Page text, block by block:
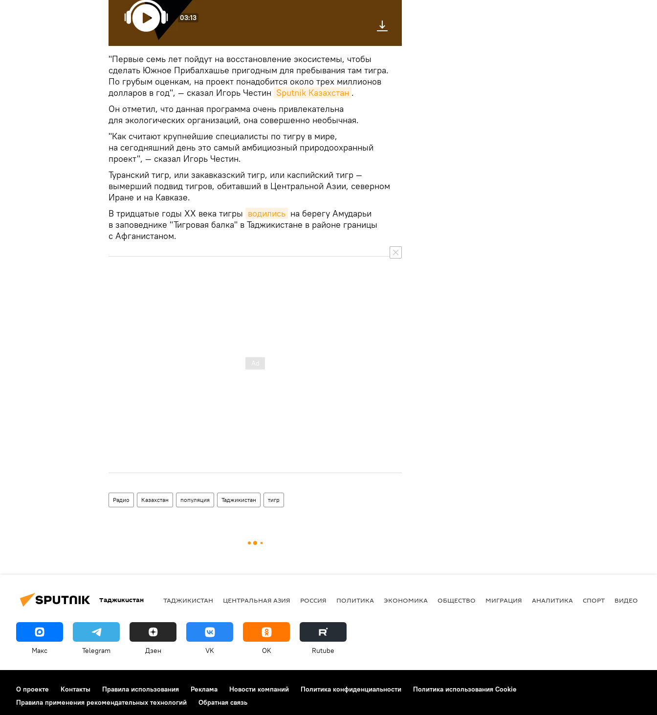
03:13
"Первые семь лет пойдут на восстановление экосистемы, чтобы
сделать Южное Прибалхашье пригодным для пребывания там тигра.
По грубым оценкам, на проект понадобится около трех миллионов
долларов в год", — сказал Игорь Честин Sputnik Казахстан .
Он отметил, что данная программа очень привлекательна
для экологических организаций, она совершенно необычная.
"Как считают крупнейшие специалисты по тигру в мире,
на сегодняшний день это самый амбициозный природоохранный
проект", — сказал Игорь Честин.
Туранский тигр, или закавказский тигр, или каспийский тигр —
вымерший подвид тигров, обитавший в Центральной Азии, северном
Иране и на Кавказе.
В тридцатые годы XX века тигры водились на берегу Амударьи
в заповеднике "Тигровая балка" в Таджикистане в районе границы
с Афганистаном.
Радио Казахстан популяция Таджикистан тигр
Таджикистан ТАДЖИКИСТАН ЦЕНТРАЛЬНАЯ АЗИЯ РОССИЯ ПОЛИТИКА ЭКОНОМИКА ОБЩЕСТВО МИГРАЦИЯ АНАЛИТИКА СПОРТ ВИДЕО
Макс Telegram Дзен VK OK Rutube
О проекте Контакты Правила использования Реклама Новости компаний Политика конфиденциальности
Политика использования Cookie
Правила применения рекомендательных технологий
Обратная связь